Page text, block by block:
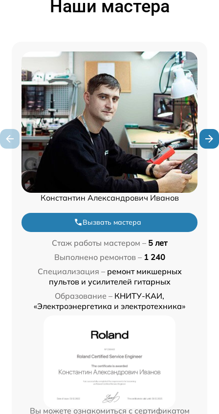
Наши мастера
Константин Александрович Иванов
Вызвать мастера
Стаж работы мастером – 5 лет
Выполнено ремонтов – 1 240
Специализация – ремонт микшерных
пультов и усилителей гитарных
Образование – КНИТУ-КАИ,
«Электроэнергетика и электротехника»
Вы можете ознакомиться с сертификатом